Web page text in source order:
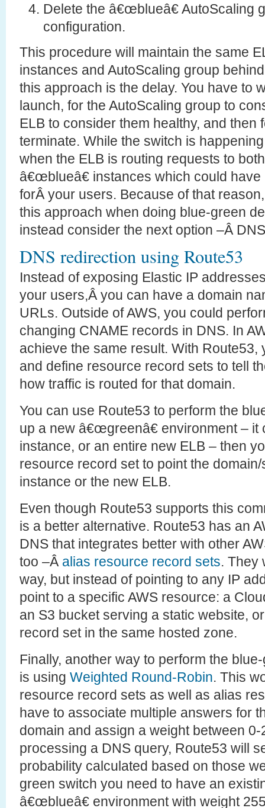
Delete the â€œblueâ€ AutoScaling
configuration.
This procedure will maintain the same
instances and AutoScaling group
this approach is the delay. You have to
launch, for the AutoScaling group to
ELB to consider them healthy, and then
terminate. While the switch is
when the ELB is routing requests to
â€œblueâ€ instances which could
forÂ your users. Because of that
this approach when doing blue-green
instead consider the next option –Â
DNS redirection using Route53
Instead of exposing Elastic IP
your users,Â you can have a domain
URLs. Outside of AWS, you could
changing CNAME records in DNS. In
achieve the same result. With
and define resource record sets to tell
how traffic is routed for that domain.
You can use Route53 to perform the
up a new â€œgreenâ€ environment –
instance, or an entire new ELB – then
resource record set to point the
instance or the new ELB.
Even though Route53 supports this
is a better alternative. Route53 has an
DNS that integrates better with other
too –Â alias resource record sets. They
way, but instead of pointing to any IP
point to a specific AWS resource: a
an S3 bucket serving a static website,
record set in the same hosted zone.
Finally, another way to perform the
is using Weighted Round-Robin. This
resource record sets as well as alias
have to associate multiple answers for
domain and assign a weight between
processing a DNS query, Route53 will
probability calculated based on those
green switch you need to have an
â€œblueâ€ environment with weight